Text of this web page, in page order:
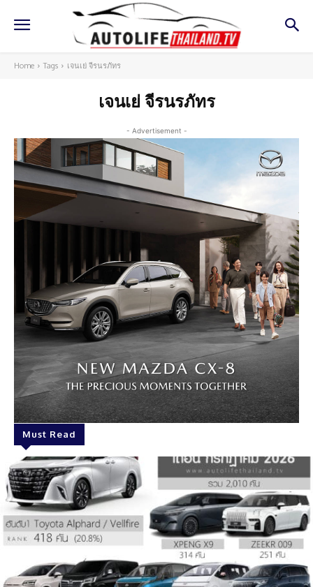
Home Tags เจนเย่ จีรนรภัทร
เจนเย่ จีรนรภัทร
- Advertisement -
Must Read